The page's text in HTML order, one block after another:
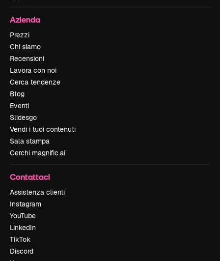
Azienda
Prezzi
Chi siamo
Recensioni
Lavora con noi
Cerca tendenze
Blog
Eventi
Slidesgo
Vendi i tuoi contenuti
Sala stampa
Cerchi magnific.ai
Contattaci
Assistenza clienti
Instagram
YouTube
LinkedIn
TikTok
Discord